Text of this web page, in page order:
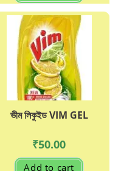
ভীম লিকুইড VIM GEL
₹50.00
Add to cart